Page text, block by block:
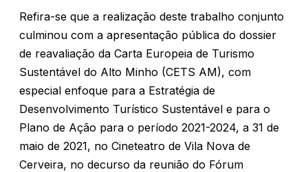
Refira-se que a realização deste trabalho conjunto
culminou com a apresentação pública do dossier
de reavaliação da Carta Europeia de Turismo
Sustentável do Alto Minho (CETS AM), com
especial enfoque para a Estratégia de
Desenvolvimento Turístico Sustentável e para o
Plano de Ação para o período 2021-2024, a 31 de
maio de 2021, no Cineteatro de Vila Nova de
Cerveira, no decurso da reunião do Fórum